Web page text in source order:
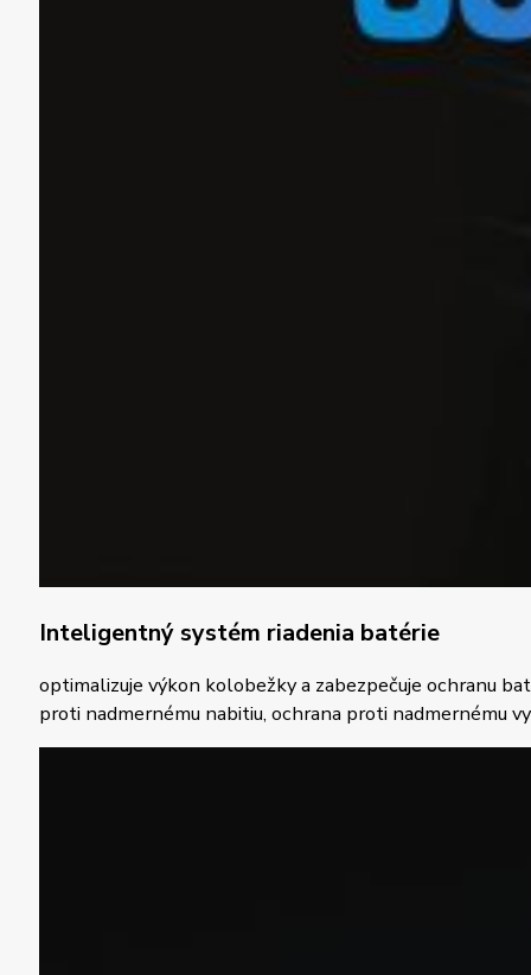
Inteligentný systém riadenia batérie
optimalizuje výkon kolobežky a zabezpečuje ochranu
proti nadmernému nabitiu, ochrana proti nadmernému